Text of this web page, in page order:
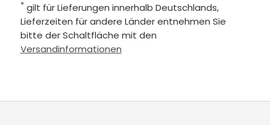
* gilt für Lieferungen innerhalb Deutschlands,
Lieferzeiten für andere Länder entnehmen Sie
bitte der Schaltfläche mit den
Versandinformationen